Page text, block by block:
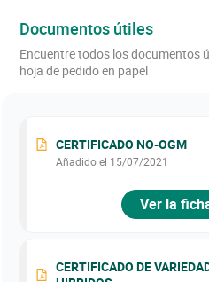
Documentos útiles
Encuentre todos los documentos
hoja de pedido en papel
CERTIFICADO NO-OGM
Añadido el 15/07/2021
Ver la
CERTIFICADO DE